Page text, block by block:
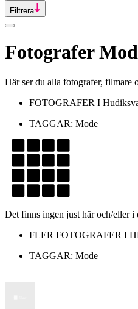
Filtrera
Fotografer
Här ser du alla fotografer, filmare
FOTOGRAFER I
TAGGAR: Mode
Det finns ingen just här och/eller i
FLER FOTOGRAFER I
TAGGAR: Mode